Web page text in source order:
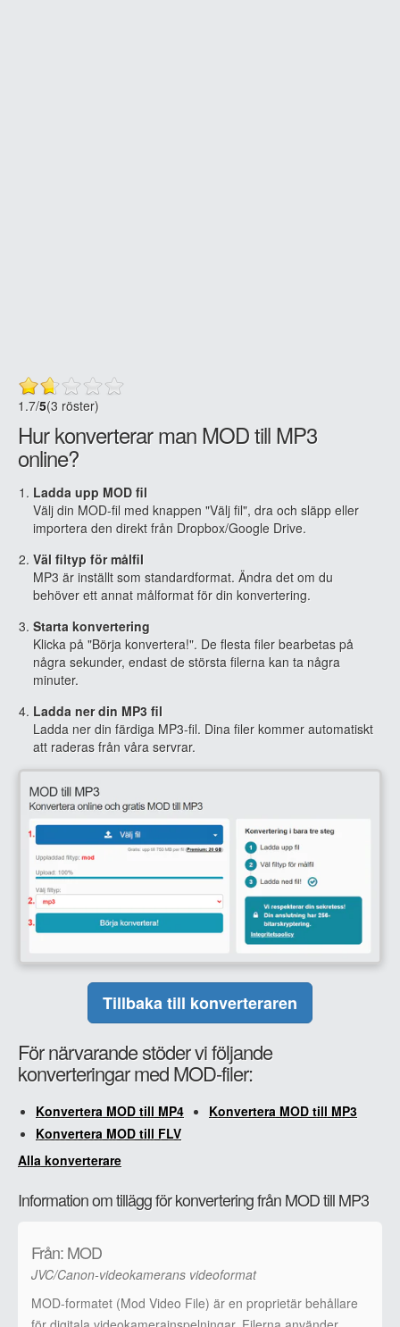
1.7/5(3 röster)
Hur konverterar man MOD till MP3
online?
Ladda upp MOD fil
Välj din MOD-fil med knappen "Välj fil", dra och släpp eller
importera den direkt från Dropbox/Google Drive.
Väl filtyp för målfil
MP3 är inställt som standardformat. Ändra det om du
behöver ett annat målformat för din konvertering.
Starta konvertering
Klicka på "Börja konvertera!". De flesta filer bearbetas på
några sekunder, endast de största filerna kan ta några
minuter.
Ladda ner din MP3 fil
Ladda ner din färdiga MP3-fil. Dina filer kommer automatiskt
att raderas från våra servrar.
Tillbaka till konverteraren
För närvarande stöder vi följande
konverteringar med MOD-filer:
Konvertera MOD till MP4
Konvertera MOD till MP3
Konvertera MOD till FLV
Alla konverterare
Information om tillägg för konvertering från MOD till MP3
Från: MOD
JVC/Canon-videokamerans videoformat
MOD-formatet (Mod Video File) är en proprietär behållare